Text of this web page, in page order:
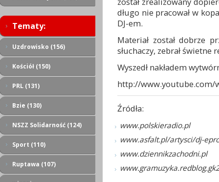
Tematy:
Uzdrowisko (156)
Kościół (150)
PRL (131)
Bzie (130)
NSZZ Solidarność (124)
Sport (110)
Ruptawa (107)
długo nie pracował w
DJ-em.
Materiał został dobrze
słuchaczy, zebrał świetne
Wyszedł nakładem
http://www.youtube.com/
Źródła:
www.polskieradio.pl
www.asfalt.pl/artysci/dj-
www.dziennikzachodni.pl